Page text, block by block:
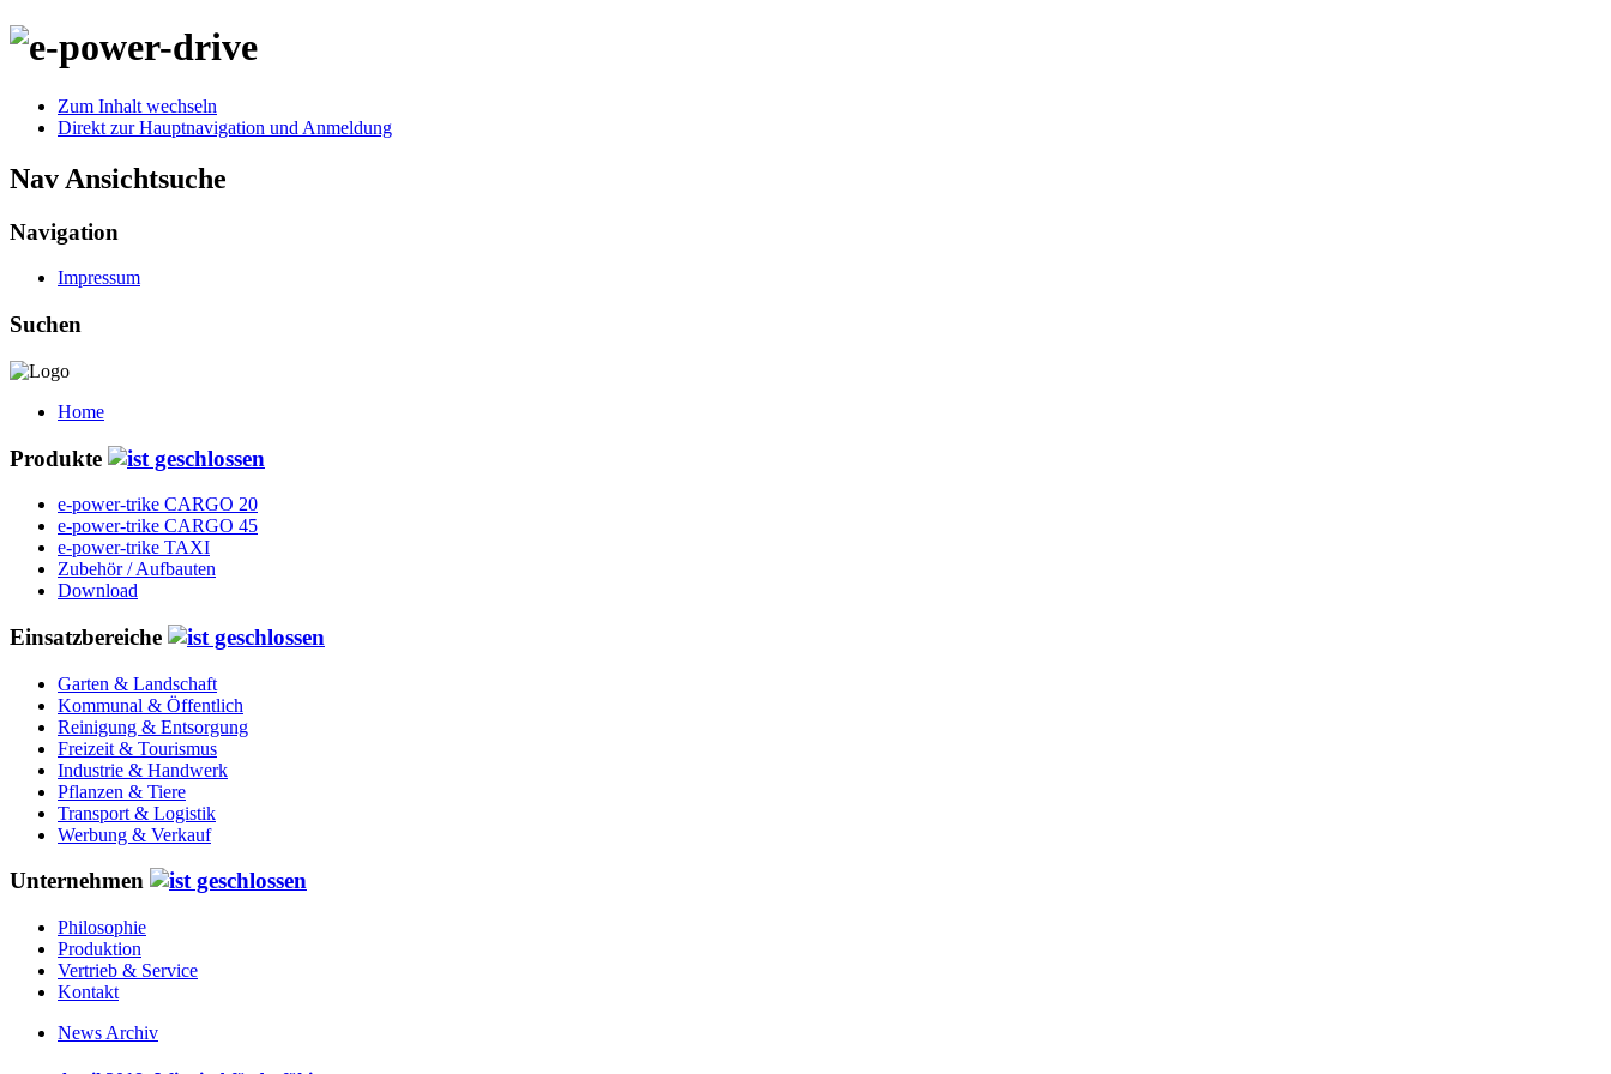
Zum Inhalt wechseln
Direkt zur Hauptnavigation und Anmeldung
Nav Ansichtsuche
Navigation
Impressum
Suchen
Home
Produkte
e-power-trike CARGO 20
e-power-trike CARGO 45
e-power-trike TAXI
Zubehör / Aufbauten
Download
Einsatzbereiche
Garten & Landschaft
Kommunal & Öffentlich
Reinigung & Entsorgung
Freizeit & Tourismus
Industrie & Handwerk
Pflanzen & Tiere
Transport & Logistik
Werbung & Verkauf
Unternehmen
Philosophie
Produktion
Vertrieb & Service
Kontakt
News Archiv